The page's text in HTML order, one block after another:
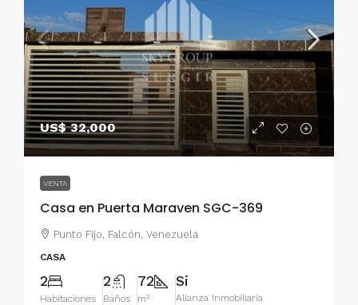
US$ 32,000
VENTA
Casa en Puerta Maraven SGC-369
Punto Fijo, Falcón, Venezuela
CASA
2
Habitaciones
2
Baños
72
m²
Si
Alianza Inmobiliaria